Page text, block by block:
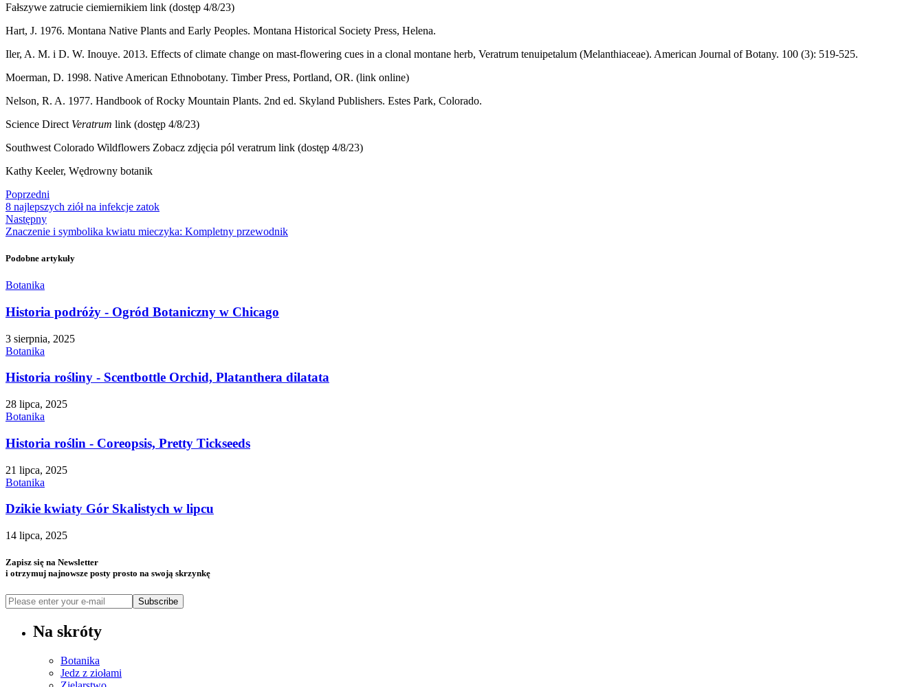
Fałszywe zatrucie ciemiernikiem link (dostęp 4/8/23)
Hart, J. 1976. Montana Native Plants and Early Peoples. Montana Historical Society Press, Helena.
Iler, A. M. i D. W. Inouye. 2013. Effects of climate change on mast-flowering cues in a clonal montane herb, Veratrum tenuipetalum (Melanthiaceae). American Journal of Botany. 100 (3): 519-525.
Moerman, D. 1998. Native American Ethnobotany. Timber Press, Portland, OR. (link online)
Nelson, R. A. 1977. Handbook of Rocky Mountain Plants. 2nd ed. Skyland Publishers. Estes Park, Colorado.
Science Direct Veratrum link (dostęp 4/8/23)
Southwest Colorado Wildflowers Zobacz zdjęcia pól veratrum link (dostęp 4/8/23)
Kathy Keeler, Wędrowny botanik
Poprzedni
8 najlepszych ziół na infekcje zatok
Następny
Znaczenie i symbolika kwiatu mieczyka: Kompletny przewodnik
Podobne artykuły
Botanika
Historia podróży - Ogród Botaniczny w Chicago
3 sierpnia, 2025
Botanika
Historia rośliny - Scentbottle Orchid, Platanthera dilatata
28 lipca, 2025
Botanika
Historia roślin - Coreopsis, Pretty Tickseeds
21 lipca, 2025
Botanika
Dzikie kwiaty Gór Skalistych w lipcu
14 lipca, 2025
Zapisz się na Newsletter
i otrzymuj najnowsze posty prosto na swoją skrzynkę
Subscribe
Na skróty
Botanika
Jedz z ziołami